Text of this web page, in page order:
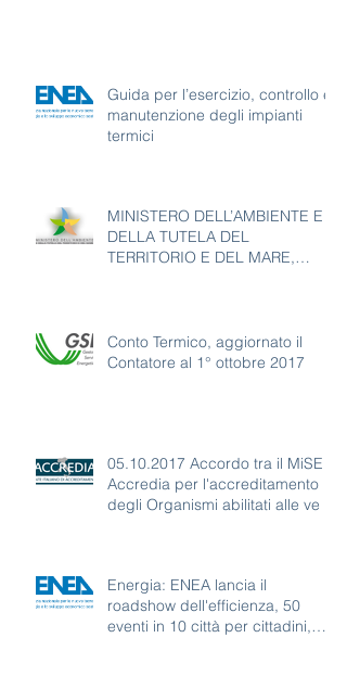
Guida per l’esercizio, controllo e
manutenzione degli impianti
termici
MINISTERO DELL’AMBIENTE E
DELLA TUTELA DEL
TERRITORIO E DEL MARE,
Conto Termico, aggiornato il
Contatore al 1° ottobre 2017
05.10.2017 Accordo tra il MiSE e
Accredia per l'accreditamento
degli Organismi abilitati alle ve
Energia: ENEA lancia il
roadshow dell'efficienza, 50
eventi in 10 città per cittadini,